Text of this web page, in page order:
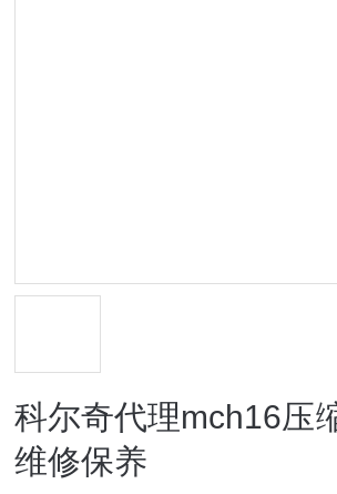
科尔奇代理mch16压
维修保养